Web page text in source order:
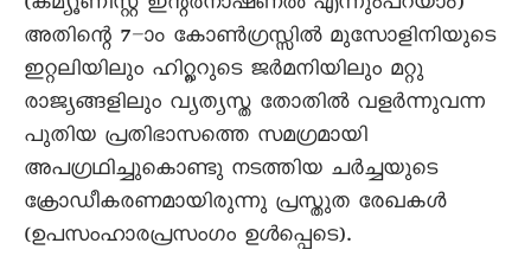
അതിന്റെ 7–ാം കോൺഗ്രസ്സിൽ മുസോളിനിയുടെ
ഇറ്റലിയിലും ഹിറ്റ്ലറുടെ ജർമനിയിലും മറ്റു
രാജ്യങ്ങളിലും വ്യത്യസ്ത തോതിൽ വളർന്നുവന്ന
പുതിയ പ്രതിഭാസത്തെ സമഗ്രമായി
അപഗ്രഥിച്ചുകൊണ്ടു നടത്തിയ ചർച്ചയുടെ
ക്രോഡീകരണമായിരുന്നു പ്രസ്തുത രേഖകൾ
(ഉപസംഹാരപ്രസംഗം ഉൾപ്പെടെ).